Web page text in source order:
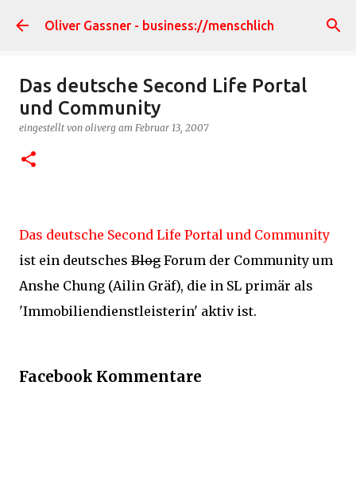
Direkt zum Hauptbereich
Oliver Gassner - business://menschlich
Das deutsche Second Life Portal
und Community
eingestellt von oliverg am Februar 13, 2007
Das deutsche Second Life Portal und Community
ist ein deutsches Blog Forum der Community um
Anshe Chung (Ailin Gräf), die in SL primär als
'Immobiliendienstleisterin' aktiv ist.
Facebook Kommentare